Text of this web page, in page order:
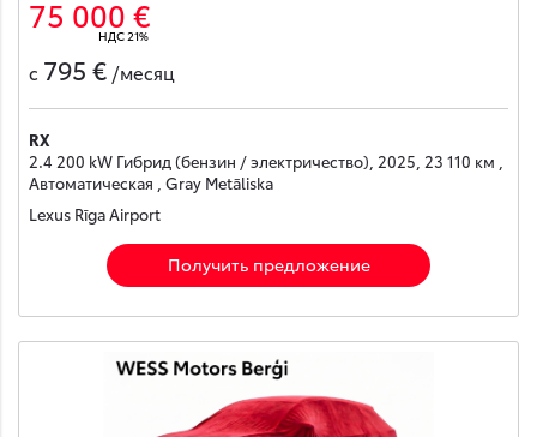
75 000 €
НДС 21%
с 795 € /месяц
RX
2.4 200 kW Гибрид (бензин / электричество), 2025, 23 110 км ,
Автоматическая , Gray Metāliska
Lexus Rīga Airport
Получить предложение